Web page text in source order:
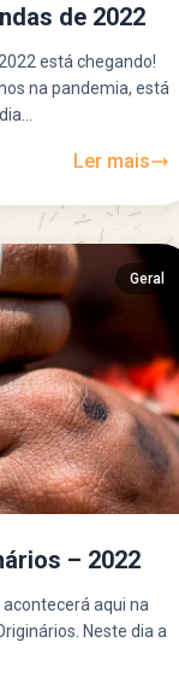
de 2022
está chegando!
na pandemia, está
Ler mais
Geral
– 2022
acontecerá aqui na
Neste dia a